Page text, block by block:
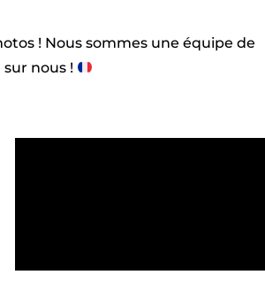
! Nous sommes une équipe de
nous !